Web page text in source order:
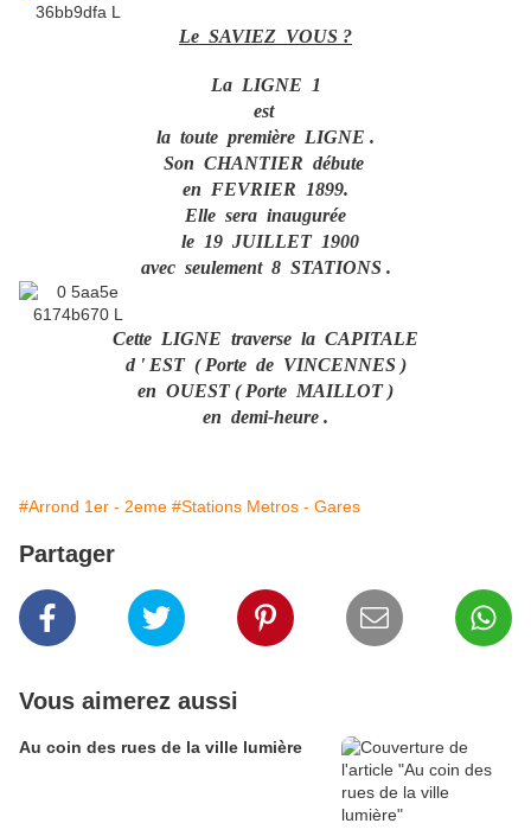
Le SAVIEZ VOUS ?
La LIGNE 1
est
la toute première LIGNE .
Son CHANTIER débute
en FEVRIER 1899.
Elle sera inaugurée
le 19 JUILLET 1900
avec seulement 8 STATIONS .
Cette LIGNE traverse la CAPITALE
d ' EST ( Porte de VINCENNES )
en OUEST ( Porte MAILLOT )
en demi-heure .
#Arrond 1er - 2eme #Stations Metros - Gares
Partager
Vous aimerez aussi
Au coin des rues de la ville lumière